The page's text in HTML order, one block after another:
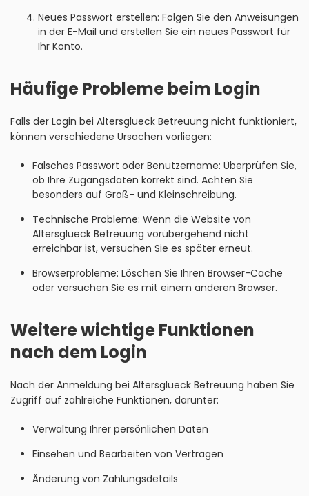
Neues Passwort erstellen: Folgen Sie den Anweisungen
in der E-Mail und erstellen Sie ein neues Passwort für
Ihr Konto.
Häufige Probleme beim Login
Falls der Login bei Altersglueck Betreuung nicht funktioniert,
können verschiedene Ursachen vorliegen:
Falsches Passwort oder Benutzername: Überprüfen Sie,
ob Ihre Zugangsdaten korrekt sind. Achten Sie
besonders auf Groß- und Kleinschreibung.
Technische Probleme: Wenn die Website von
Altersglueck Betreuung vorübergehend nicht
erreichbar ist, versuchen Sie es später erneut.
Browserprobleme: Löschen Sie Ihren Browser-Cache
oder versuchen Sie es mit einem anderen Browser.
Weitere wichtige Funktionen
nach dem Login
Nach der Anmeldung bei Altersglueck Betreuung haben Sie
Zugriff auf zahlreiche Funktionen, darunter:
Verwaltung Ihrer persönlichen Daten
Einsehen und Bearbeiten von Verträgen
Änderung von Zahlungsdetails